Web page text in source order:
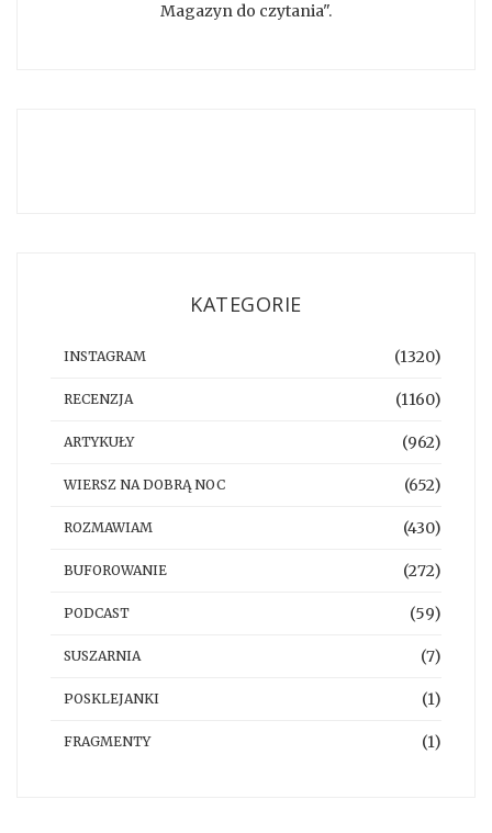
Magazyn do czytania".
KATEGORIE
INSTAGRAM (1320)
RECENZJA (1160)
ARTYKUŁY (962)
WIERSZ NA DOBRĄ NOC (652)
ROZMAWIAM (430)
BUFOROWANIE (272)
PODCAST (59)
SUSZARNIA (7)
POSKLEJANKI (1)
FRAGMENTY (1)